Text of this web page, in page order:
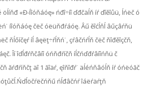
öĺíňđ «Đ-Íîóňáóę» ńđî÷íî ďđčäĺň íŕ ďîěîůü, ĺńëč ó
íîóňáóę čëč óëüňđŕáóę. Âű ěîćĺňĺ âűçâŕňü
ňĺőíčęŕ íĺ âęëţ÷ŕĺňń˙, çŕâčńŕĺň čëč ňîđěîçčň,
Îí îďĺđŕňčâíî óńňđŕíčň íĺčńďđŕâíîńňü č
ăŕđŕíňčţ äî 1 ăîäŕ, ęîňîđŕ˙ äĺéńňâóĺň íŕ óńëóăč
ńĺđâčńŕ îáëŕäŕţň